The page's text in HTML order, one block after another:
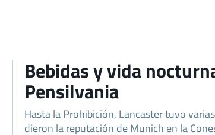
Bebidas y vida
Pensilvania
Hasta la Prohibición, Lancaster tuvo
dieron la reputación de Munich en la